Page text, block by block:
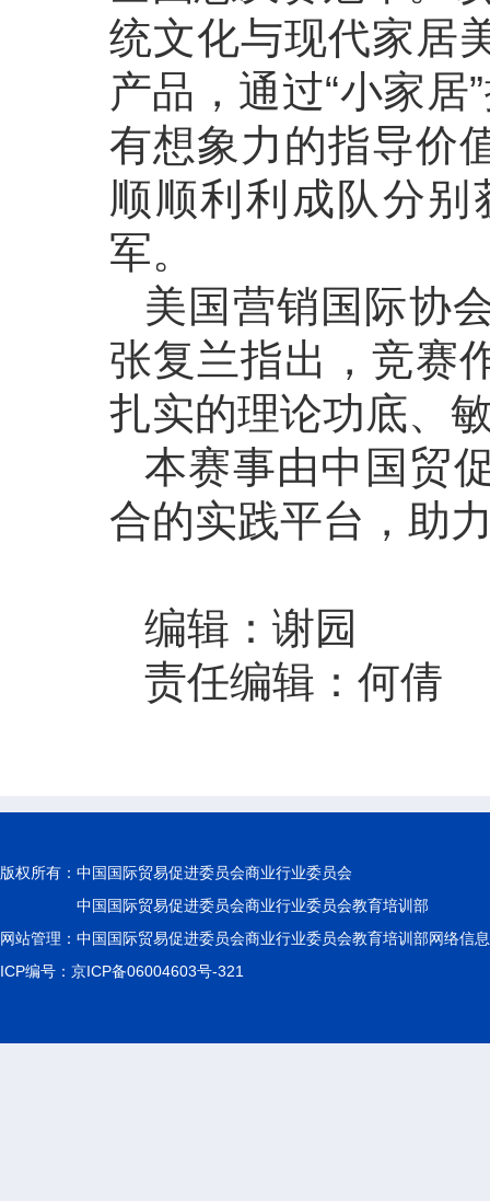
统文化与现代家居
产品，通过“小家居
有想象力的指导价
顺顺利利成队分
军。
美国营销国际协
张复兰指出，竞赛
扎实的理论功底、
本赛事由中国贸
合的实践平台，助
编辑：谢园
责任编辑：何倩
版权所有： 中国国际贸易促进委员会商业行业委员会
中国国际贸易促进委员会商业行业委员会教育培训部
网站管理：中国国际贸易促进委员会商业行业委员会教育培训部网络信
ICP编号：京ICP备06004603号-321